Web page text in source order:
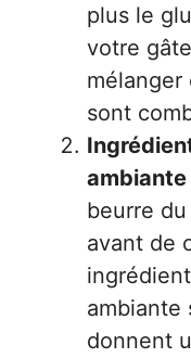
plus le
votre
mélanger
sont
ambiante
beurre
avant de
ambiante
donnent